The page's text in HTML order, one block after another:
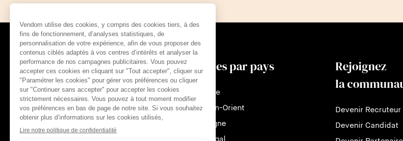
Regards & tendance
Les actualités Vendôm
Suivez-nous :
Offres par pays
France
Moyen-Orient
Espagne
Portugal
Rejoignez
la
Devenir Recruteur
Devenir Candidat